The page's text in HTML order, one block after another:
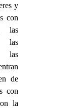
y
con
las
las
las
de
con
la